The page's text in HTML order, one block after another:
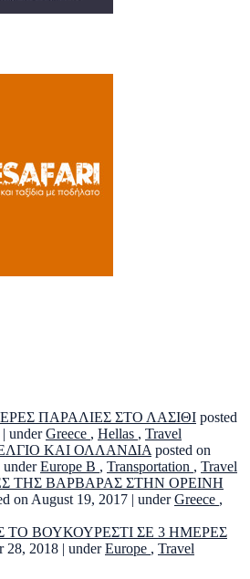
ΠΑΡΑΛΙΕΣ ΣΤΟ ΛΑΣΙΘΙ posted
| underGreece , Hellas , Travel
ΚΑΙ ΟΛΛΑΝΔΙΑ posted on
underEurope B , Transportation , Travel
ΤΗΣ ΒΑΡΒΑΡΑΣ ΣΤΗΝ ΟΡΕΙΝΗ
on August 19, 2017 | underGreece ,
ΒΟΥΚΟΥΡΕΣΤΙ ΣΕ 3 ΗΜΕΡΕΣ
28, 2018 | underEurope , Travel